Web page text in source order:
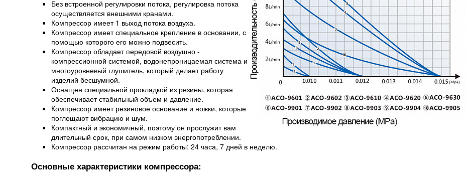
Без встроенной регулировки потока, регулировка потока
осуществляется внешними кранами.
Компрессор имеет 1 выход потока воздуха.
Компрессор имеет специальное крепление в основании, с
помощью которого его можно подвесить.
Компрессор обладает передовой воздушно -
компрессионной системой, водонепроницаемая система и
многоуровневый глушитель, который делает работу
изделий бесшумной.
Оснащен специальной прокладкой из резины, которая
обеспечивает стабильный объем и давление.
Компрессор имеет резиновое основание и ножки, которые
поглощают вибрацию и шум.
Компактный и экономичный, поэтому он прослужит вам
длительный срок, при самом низком энергопотреблении.
Компрессор рассчитан на режим работы: 24 часа, 7 дней в неделю.
Основные характеристики компрессора: